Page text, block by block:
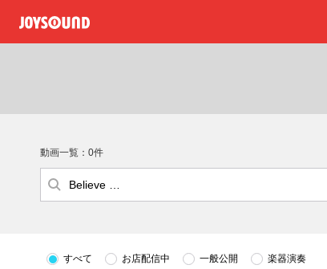
動画一覧：0件
すべて お店配信中 一般公開 楽器演奏